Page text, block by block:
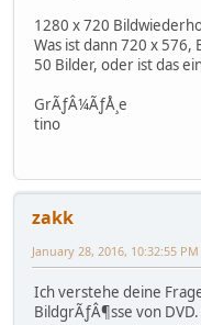
1280 x 720
Was ist dann 720 x
50 Bilder, oder ist das
GrÃƒÂ¼ÃƒÅ¸e
tino
zakk
January 28, 2016, 10:32:55 PM
Ich verstehe deine
BildgrÃƒÂ¶sse von